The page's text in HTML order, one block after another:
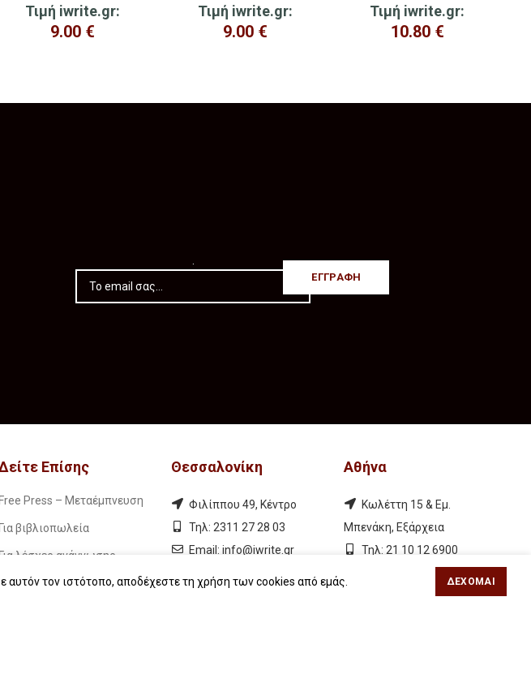
Τιμή iwrite.gr:
9.00 €
Τιμή iwrite.gr:
9.00 €
Τιμή iwrite.gr:
10.80 €
.
Επίσης
Press – Μεταέμπνευση
βιβλιοπωλεία
λέσχες ανάγνωσης
δημοσιογράφους
Θεσσαλονίκη
Φιλίππου 49, Κέντρο
Τηλ: 2311 27 28 03
Εmail: info@iwrite.gr
Αθήνα
Κωλέττη 15 & Εμ.
Μπενάκη, Εξάρχεια
Τηλ: 21 10 12 6900
αυτόν τον ιστότοπο, αποδέχεστε τη χρήση των cookies από εμάς. ΔΈΧΟΜΑΙ